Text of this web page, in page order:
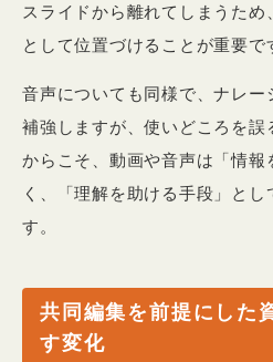
スライドから離れてしまうため
として位置づけることが重要で
音声についても同様で、ナレ
補強しますが、使いどころを
からこそ、動画や音声は「情報
く、「理解を助ける手段」と
す。
共同編集を前提にした
す変化